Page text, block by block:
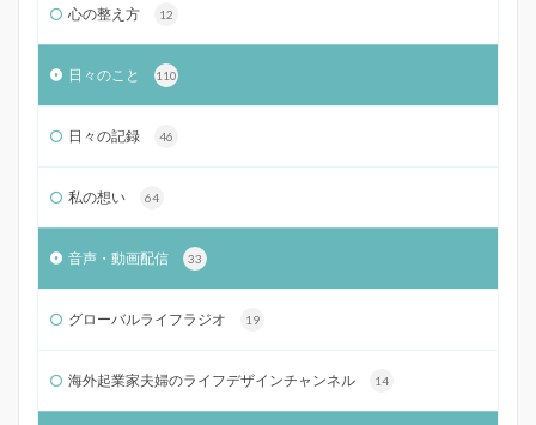
心の整え方 12
日々のこと 110
日々の記録 46
私の想い 64
音声・動画配信 33
グローバルライフラジオ 19
海外起業家夫婦のライフデザインチャンネル 14